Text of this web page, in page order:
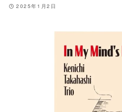
2025年1月2日